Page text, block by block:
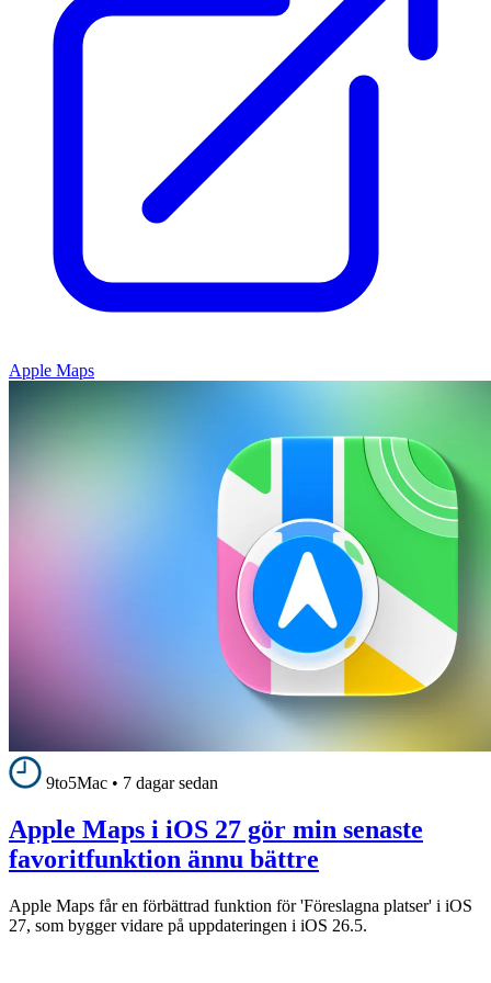
Apple Maps
9to5Mac • 7 dagar sedan
Apple Maps i iOS 27 gör min senaste
favoritfunktion ännu bättre
Apple Maps får en förbättrad funktion för 'Föreslagna platser' i iOS
27, som bygger vidare på uppdateringen i iOS 26.5.